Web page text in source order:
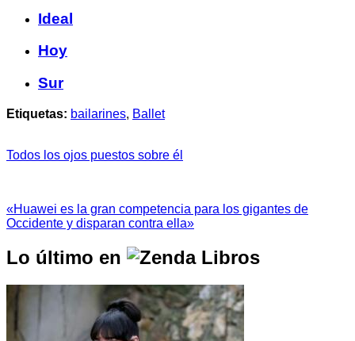
Ideal
Hoy
Sur
Etiquetas: bailarines, Ballet
Todos los ojos puestos sobre él
«Huawei es la gran competencia para los gigantes de
Occidente y disparan contra ella»
Lo último en